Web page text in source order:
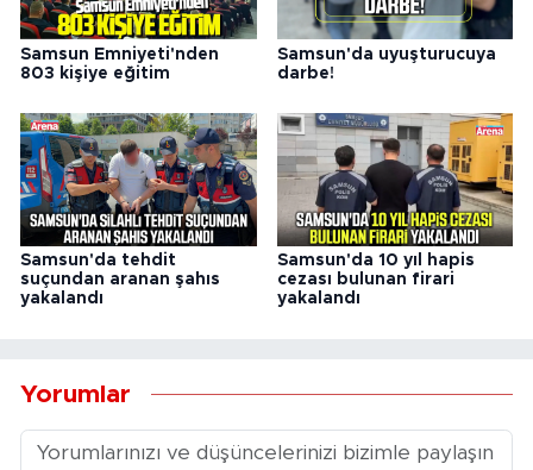
Samsun Emniyeti'nden
803 kişiye eğitim
Samsun'da uyuşturucuya
darbe!
Samsun'da tehdit
suçundan aranan şahıs
yakalandı
Samsun'da 10 yıl hapis
cezası bulunan firari
yakalandı
Yorumlar